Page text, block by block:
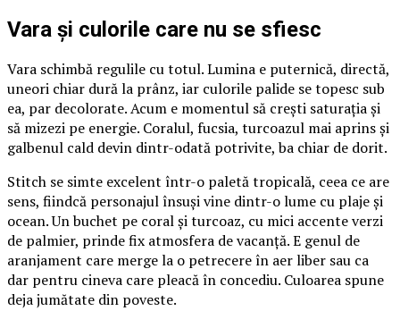
Vara și culorile care nu se sfiesc
Vara schimbă regulile cu totul. Lumina e puternică, directă,
uneori chiar dură la prânz, iar culorile palide se topesc sub
ea, par decolorate. Acum e momentul să crești saturația și
să mizezi pe energie. Coralul, fucsia, turcoazul mai aprins și
galbenul cald devin dintr-odată potrivite, ba chiar de dorit.
Stitch se simte excelent într-o paletă tropicală, ceea ce are
sens, fiindcă personajul însuși vine dintr-o lume cu plaje și
ocean. Un buchet pe coral și turcoaz, cu mici accente verzi
de palmier, prinde fix atmosfera de vacanță. E genul de
aranjament care merge la o petrecere în aer liber sau ca
dar pentru cineva care pleacă în concediu. Culoarea spune
deja jumătate din poveste.